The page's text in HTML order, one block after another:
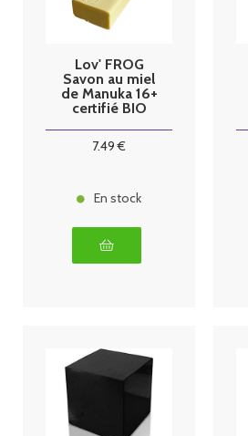
Lov' FROG
Savon au miel
de Manuka 16+
certifié BIO
7.49 €
En stock